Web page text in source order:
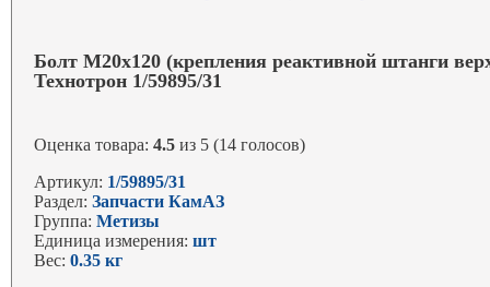
Болт М20х120 (крепления реактивной штанги
Технотрон 1/59895/31
Оценка товара:4.5 из 5 (14 голосов)
Артикул: 1/59895/31
Раздел:Запчасти КамАЗ
Группа:Метизы
Единица измерения:шт
Вес:0.35 кг